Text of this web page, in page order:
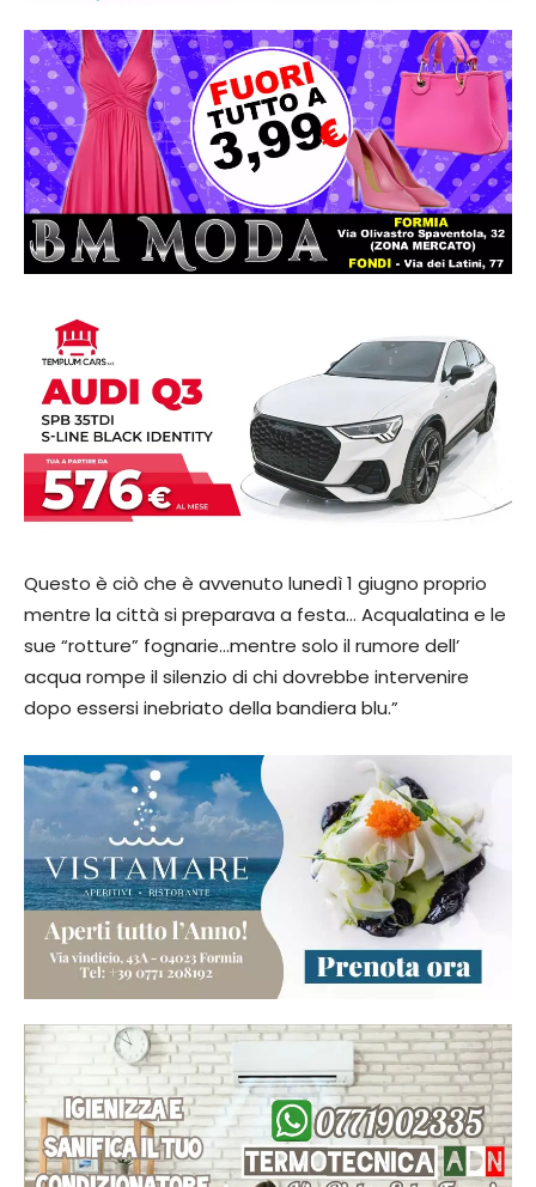
Questo è ciò che è avvenuto lunedì 1 giugno proprio
mentre la città si preparava a festa… Acqualatina e le
sue “rotture” fognarie…mentre solo il rumore dell’
acqua rompe il silenzio di chi dovrebbe intervenire
dopo essersi inebriato della bandiera blu.”